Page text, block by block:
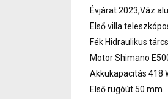
Évjárat 2023,Váz
Első villa
Fék Hidraulikus
Motor Shimano
Akkukapacitás 418
Első rugóút 50 mm